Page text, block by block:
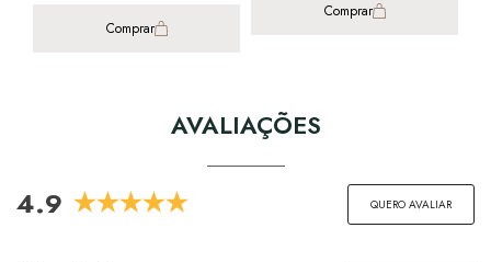
Comprar
Comprar
AVALIAÇÕES
4.9 QUERO AVALIAR